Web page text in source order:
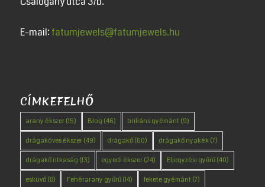
E-mail: fatumjewels@fatumjewels.hu
CÍMKEFELHŐ
arany ékszer(15) Blog (46) briliáns gyémánt (9)
drágaköves ékszer(49) drágakő(60) drágakő nyakék(7)
drágakő ritkaság (13) egyedi ékszer(24) Eljegyzési gyűrű(40)
esküvő(8) Fehérarany gyűrű(14) fekete gyémánt (7)